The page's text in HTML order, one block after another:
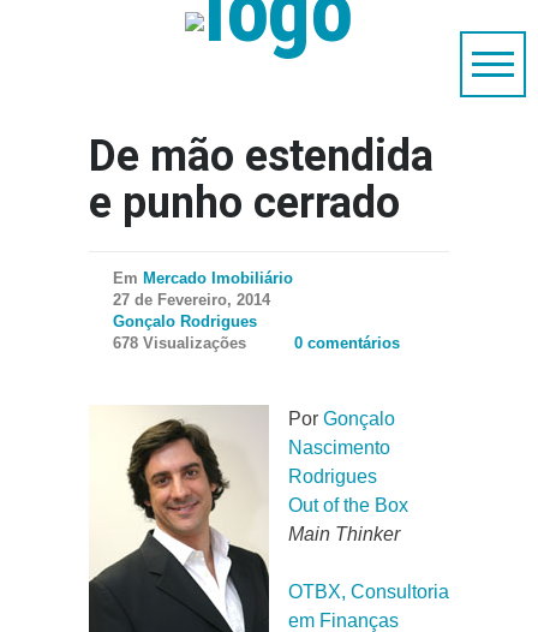
De mão estendida
e punho cerrado
Em Mercado Imobiliário
27 de Fevereiro, 2014
Gonçalo Rodrigues
678 Visualizações
0 comentários
Por Gonçalo
Nascimento
Rodrigues
Out of the Box
Main Thinker
OTBX, Consultoria
em Finanças